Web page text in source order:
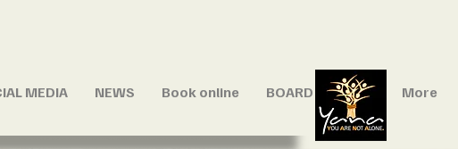
MEDIA NEWS Book online BOARD YANA More